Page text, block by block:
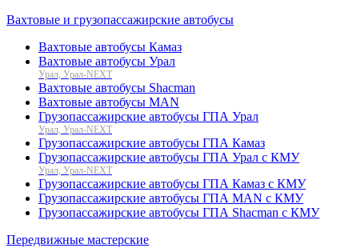
Вахтовые и грузопассажирские автобусы
Вахтовые автобусы Камаз
Вахтовые автобусы Урал
Урал, Урал-NEXT
Вахтовые автобусы Shacman
Вахтовые автобусы MAN
Грузопассажирские автобусы ГПА Урал
Урал, Урал-NEXT
Грузопассажирские автобусы ГПА Камаз
Грузопассажирские автобусы ГПА Урал с КМУ
Урал, Урал-NEXT
Грузопассажирские автобусы ГПА Камаз с КМУ
Грузопассажирские автобусы ГПА MAN с КМУ
Грузопассажирские автобусы ГПА Shacman с КМУ
Передвижные мастерские